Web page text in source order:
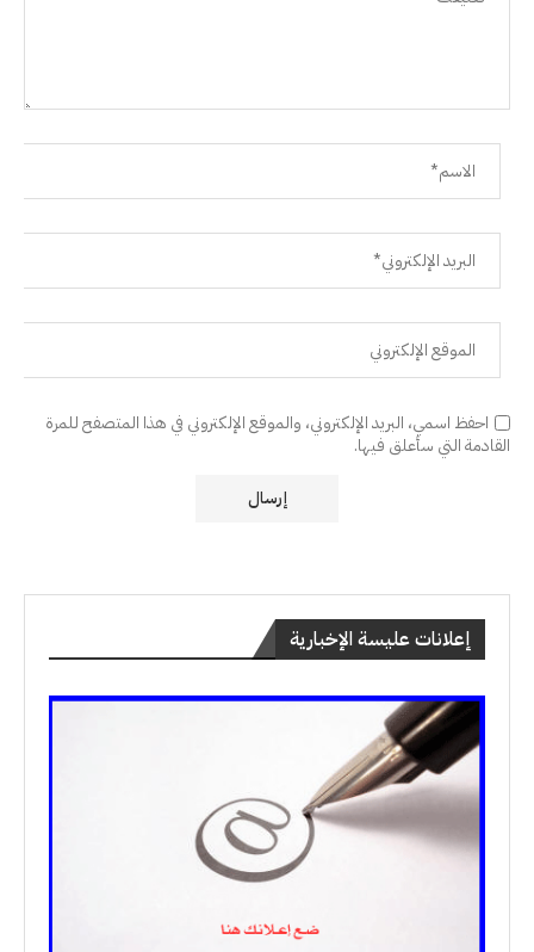
احفظ اسمي، البريد الإلكتروني، والموقع الإلكتروني في هذا المتصفح للمرة
القادمة التي سأعلق فيها.
إعلانات عليسة الإخبارية